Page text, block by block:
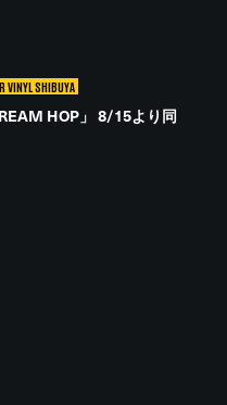
VINYL SHIBUYA
HOP」 8/15より同